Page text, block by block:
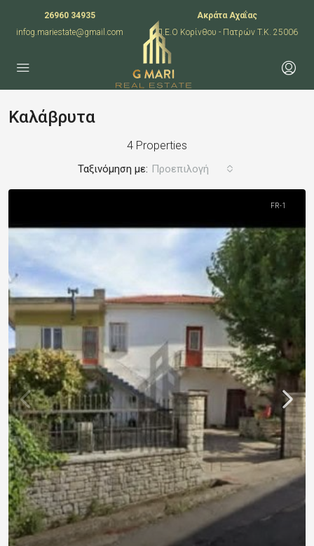
26960 34935
infog.mariestate@gmail.com
Ακράτα Αχαΐας
Π.Ε.Ο Κορίνθου - Πατρών T.K. 25006
Καλάβρυτα
4 Properties
Ταξινόμηση με: Προεπιλογή
FR-1